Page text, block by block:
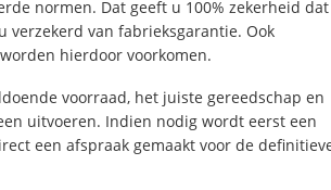
normen. Dat geeft u 100% zekerheid dat
verzekerd van fabrieksgarantie. Ook
hierdoor voorkomen.
voorraad, het juiste gereedschap en
uitvoeren. Indien nodig wordt eerst een
een afspraak gemaakt voor de